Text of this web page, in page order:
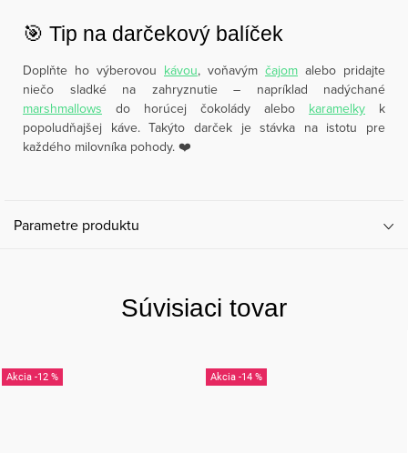
🎯 Tip na darčekový balíček
Doplňte ho výberovou kávou, voňavým čajom alebo pridajte
niečo sladké na zahryznutie – napríklad nadýchané
marshmallows do horúcej čokolády alebo karamelky k
popoludňajšej káve. Takýto darček je stávka na istotu pre
každého milovníka pohody. ❤️
Parametre produktu
Súvisiaci tovar
-12 % -14 %